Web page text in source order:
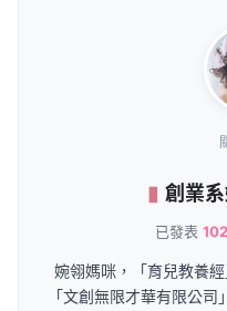
創業
已發表
婉翎媽咪，「育兒教養
「文創無限才華有限公